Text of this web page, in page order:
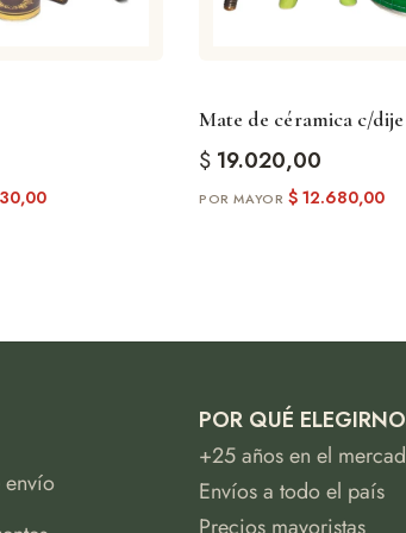
Mate de céramica c/
$ 19.020,00
$ 12.680,00
POR QUÉ
+25 años en el
Envíos a todo el país